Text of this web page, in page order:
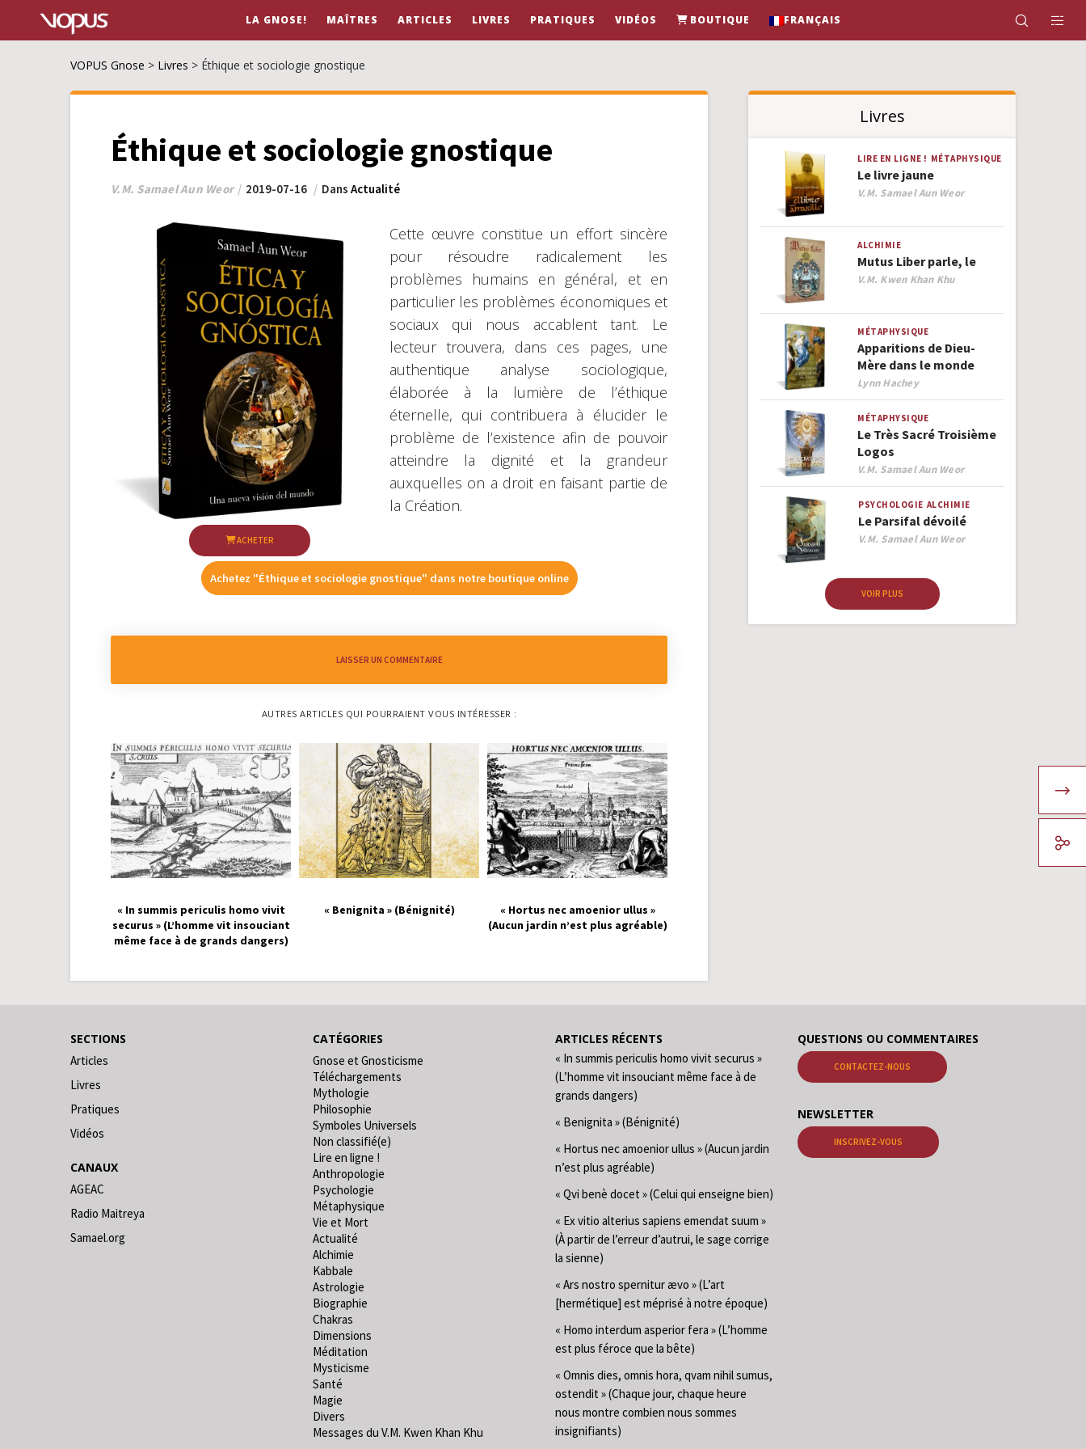
LA GNOSE! MAÎTRES ARTICLES LIVRES PRATIQUES VIDÉOS BOUTIQUE FRANÇAIS
VOPUS Gnose > Livres > Éthique et sociologie gnostique
Éthique et sociologie gnostique
V.M. Samael Aun Weor 2019-07-16 Dans Actualité
ACHETER
Cette œuvre constitue un effort sincère
pour résoudre radicalement les
problèmes humains en général, et en
particulier les problèmes économiques et
sociaux qui nous accablent tant. Le
lecteur trouvera, dans ces pages, une
authentique analyse sociologique,
élaborée à la lumière de l’éthique
éternelle, qui contribuera à élucider le
problème de l’existence afin de pouvoir
atteindre la dignité et la grandeur
auxquelles on a droit en faisant partie de
la Création.
Achetez "Éthique et sociologie gnostique" dans notre boutique online
LAISSER UN COMMENTAIRE
AUTRES ARTICLES QUI POURRAIENT VOUS INTÉRESSER :
« In summis periculis homo vivit
securus » (L’homme vit insouciant
même face à de grands dangers)
« Benignita » (Bénignité)
« Hortus nec amoenior ullus »
(Aucun jardin n’est plus agréable)
Livres
LIRE EN LIGNE ! MÉTAPHYSIQUE
Le livre jaune
Author
V.M. Samael Aun Weor
ALCHIMIE
Mutus Liber parle, le
Author
V.M. Kwen Khan Khu
MÉTAPHYSIQUE
Apparitions de Dieu-
Mère dans le monde
Author
Lynn Hachey
MÉTAPHYSIQUE
Le Très Sacré Troisième
Logos
Author
V.M. Samael Aun Weor
PSYCHOLOGIE ALCHIMIE
Le Parsifal dévoilé
Author
V.M. Samael Aun Weor
VOIR PLUS
SECTIONS
Articles
Livres
Pratiques
Vidéos
CANAUX
AGEAC
Radio Maitreya
Samael.org
CATÉGORIES
Gnose et Gnosticisme
Téléchargements
Mythologie
Philosophie
Symboles Universels
Non classifié(e)
Lire en ligne !
Anthropologie
Psychologie
Métaphysique
Vie et Mort
Actualité
Alchimie
Kabbale
Astrologie
Biographie
Chakras
Dimensions
Méditation
Mysticisme
Santé
Magie
Divers
Messages du V.M. Kwen Khan Khu
ARTICLES RÉCENTS
« In summis periculis homo vivit securus »
(L’homme vit insouciant même face à de
grands dangers)
« Benignita » (Bénignité)
« Hortus nec amoenior ullus » (Aucun jardin
n’est plus agréable)
« Qvi benè docet » (Celui qui enseigne bien)
« Ex vitio alterius sapiens emendat suum »
(À partir de l’erreur d’autrui, le sage corrige
la sienne)
« Ars nostro spernitur ævo » (L’art
[hermétique] est méprisé à notre époque)
« Homo interdum asperior fera » (L’homme
est plus féroce que la bête)
« Omnis dies, omnis hora, qvam nihil sumus,
ostendit » (Chaque jour, chaque heure
nous montre combien nous sommes
insignifiants)
QUESTIONS OU COMMENTAIRES
CONTACTEZ-NOUS
NEWSLETTER
INSCRIVEZ-VOUS